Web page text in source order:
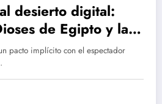
desierto digital:
de Egipto y la
blockbuster sin
pacto implícito con el espectador